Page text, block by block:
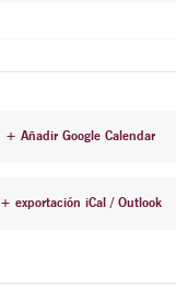
+ Añadir Google Calendar
+ exportación iCal / Outlook